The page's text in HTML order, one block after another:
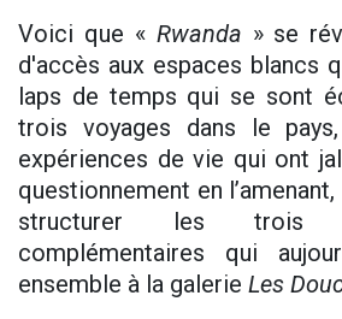
Voici que « Rwanda » se
d'accès aux espaces blancs
laps de temps qui se sont
trois voyages dans le
expériences de vie qui ont
questionnement en
structurer les trois
complémentaires qui
ensemble à la galerie Les